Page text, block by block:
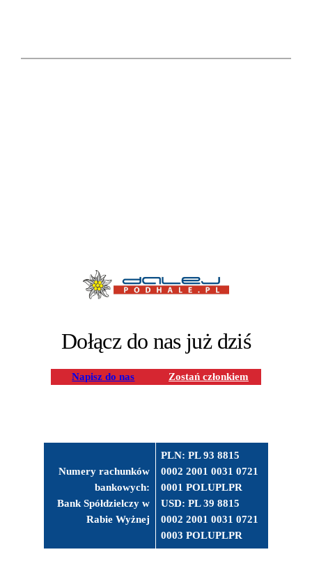
Dołącz do nas już dziś
Napisz do nas Zostań członkiem
Numery rachunków
bankowych:
Bank Spółdzielczy w
Rabie Wyżnej
PLN: PL 93 8815
0002 2001 0031 0721
0001 POLUPLPR
USD: PL 39 8815
0002 2001 0031 0721
0003 POLUPLPR